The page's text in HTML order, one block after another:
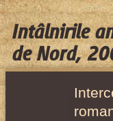
Intâlnirile
de Nord,